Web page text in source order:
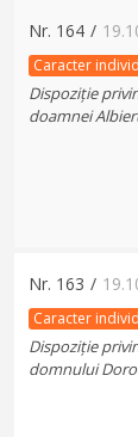
Nr. 164 /
Caracter
Dispoziție
doamnei
Nr. 163 /
Caracter
Dispoziție
domnului